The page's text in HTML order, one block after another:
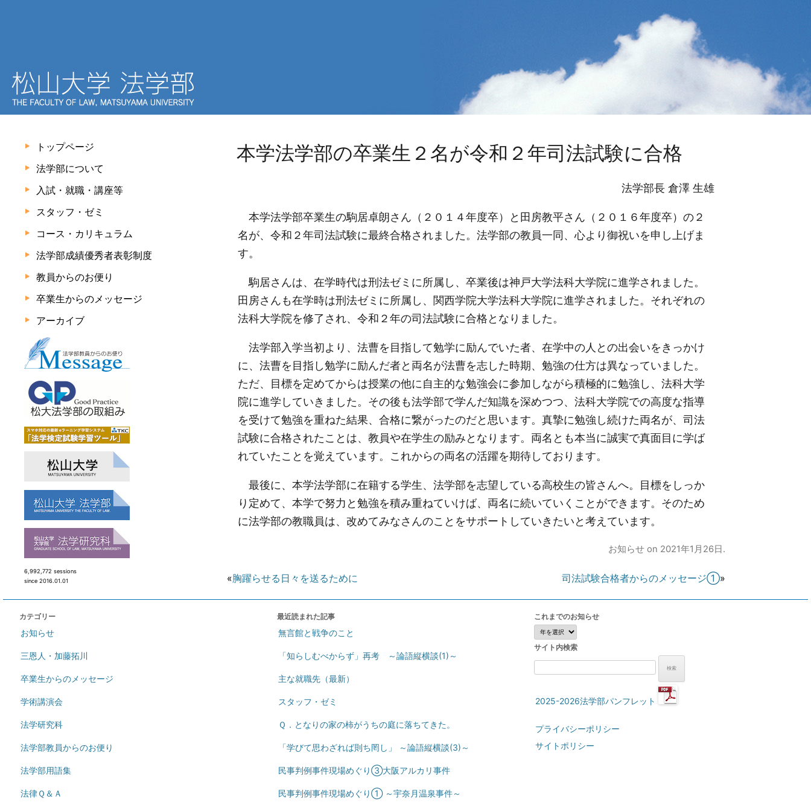
本学法学部の卒業生２名が令和２年司法試験に合格
法学部長 倉澤 生雄
本学法学部卒業生の駒居卓朗さん（２０１４年度卒）と田房教平さん（２０１６年度卒）の２
名が、令和２年司法試験に最終合格されました。法学部の教員一同、心より御祝いを申し上げま
す。
駒居さんは、在学時代は刑法ゼミに所属し、卒業後は神戸大学法科大学院に進学されました。
田房さんも在学時は刑法ゼミに所属し、関西学院大学法科大学院に進学されました。それぞれの
法科大学院を修了され、令和２年の司法試験に合格となりました。
法学部入学当初より、法曹を目指して勉学に励んでいた者、在学中の人との出会いをきっかけ
に、法曹を目指し勉学に励んだ者と両名が法曹を志した時期、勉強の仕方は異なっていました。
ただ、目標を定めてからは授業の他に自主的な勉強会に参加しながら積極的に勉強し、法科大学
院に進学していきました。その後も法学部で学んだ知識を深めつつ、法科大学院での高度な指導
を受けて勉強を重ねた結果、合格に繋がったのだと思います。真摯に勉強し続けた両名が、司法
試験に合格されたことは、教員や在学生の励みとなります。両名とも本当に誠実で真面目に学ば
れていたことを覚えています。これからの両名の活躍を期待しております。
最後に、本学法学部に在籍する学生、法学部を志望している高校生の皆さんへ。目標をしっか
り定めて、本学で努力と勉強を積み重ねていけば、両名に続いていくことができます。そのため
に法学部の教職員は、改めてみなさんのことをサポートしていきたいと考えています。
お知らせ on 2021年1月26日.
«胸躍らせる日々を送るために 司法試験合格者からのメッセージ①»
トップページ
法学部について
入試・就職・講座等
スタッフ・ゼミ
コース・カリキュラム
法学部成績優秀者表彰制度
教員からのお便り
卒業生からのメッセージ
アーカイブ
6,992,772 sessions
since 2016.01.01
カテゴリー
お知らせ
三恩人・加藤拓川
卒業生からのメッセージ
学術講演会
法学研究科
法学部教員からのお便り
法学部用語集
法律Ｑ＆Ａ
最近読まれた記事
無言館と戦争のこと
「知らしむべからず」再考 ～論語縦横談(1)～
主な就職先（最新）
スタッフ・ゼミ
Ｑ．となりの家の柿がうちの庭に落ちてきた。
「学びて思わざれば則ち罔し」 ～論語縦横談(3)～
民事判例事件現場めぐり③大阪アルカリ事件
民事判例事件現場めぐり① ～宇奈月温泉事件～
これまでのお知らせ
こ
れ
ま
で
の
ら
サイト内検索
検
索:
2025-2026法学部パンフレット
プライバシーポリシー
サイトポリシー